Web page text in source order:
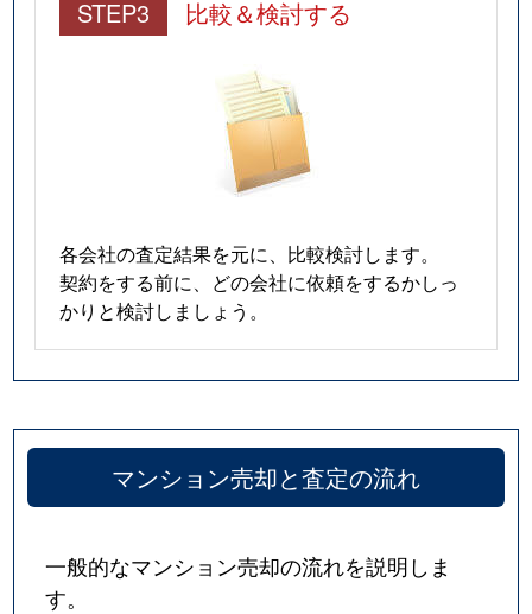
STEP3 比較＆検討する
各会社の査定結果を元に、比較検討します。
契約をする前に、どの会社に依頼をするかしっ
かりと検討しましょう。
マンション売却と査定の流れ
一般的なマンション売却の流れを説明しま
す。